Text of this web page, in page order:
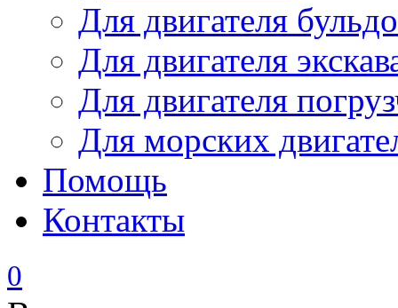
Для двигателя
Для двигателя
Для двигателя
Для морских
Помощь
Контакты
0